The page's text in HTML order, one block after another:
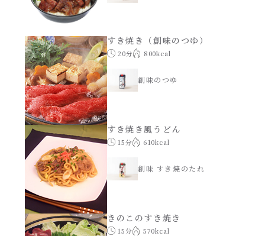
すき焼き（創味のつゆ）
20分 800kcal
創味のつゆ
すき焼き風うどん
15分 610kcal
創味 すき焼のたれ
きのこのすき焼き
15分 570kcal